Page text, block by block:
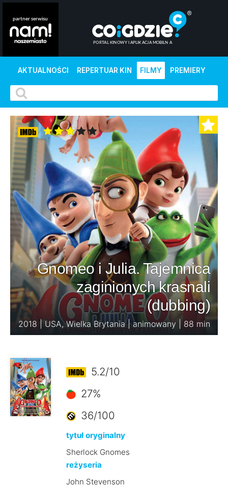
AKTUALNOŚCI REPERTUAR KIN FILMY PREMIERY
Gnomeo i Julia. Tajemnica
zaginionych krasnali
(dubbing)
2018 | USA, Wielka Brytania | animowany | 88 min
5.2/10
27%
36/100
tytuł oryginalny
Sherlock Gnomes
reżyseria
John Stevenson